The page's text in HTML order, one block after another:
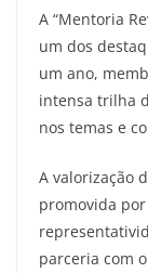
A “Mentoria
um dos
um ano,
intensa trilha
nos temas e
A valorização
promovida
parceria com